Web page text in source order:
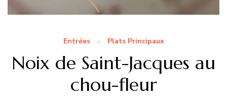
Entrées Plats Principaux
Noix de Saint-Jacques au
chou-fleur